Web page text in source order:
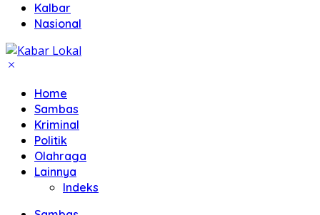
Kalbar
Nasional
Home
Sambas
Kriminal
Politik
Olahraga
Lainnya
Indeks